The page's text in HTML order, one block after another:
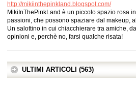
http://mikiinthepinkland.blogspot.com/
MikiInThePinkLand è un piccolo spazio rosa
passioni, che possono spaziare dal makeup,
Un salottino in cui chiacchierare tra amiche,
opinioni e, perchè no, farsi qualche risata!
ULTIMI ARTICOLI (563)